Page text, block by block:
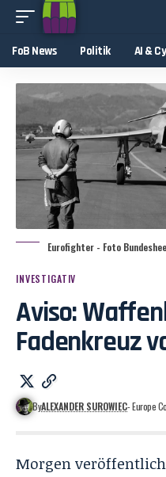
FoB News Politik AI &
Eurofighter - Foto
INVESTIGATIV
Aviso:
Fadenkreuz
ByALEXANDER SUROWIEC- Europe
Morgen